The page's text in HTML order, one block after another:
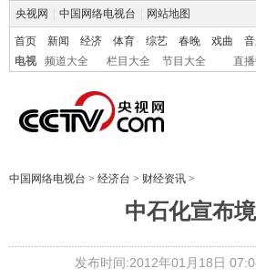
央视网 中国网络电视台 网站地图
首页 新闻 经济 体育 综艺 春晚 戏曲
电视
频道大全 栏目大全 节目大全 直
中国网络电视台 > 经济台 > 财经资讯 >
中石化宣布
发布时间:2012年01月18日